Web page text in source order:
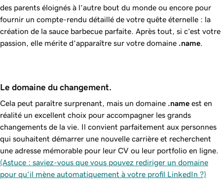
des parents éloignés à l’autre bout du monde ou encore pour
fournir un compte-rendu détaillé de votre quête éternelle : la
création de la sauce barbecue parfaite. Après tout, si c’est votre
passion, elle mérite d’apparaître sur votre domaine .name
Le domaine du changement.
Cela peut paraître surprenant, mais un domaine .name est en
réalité un excellent choix pour accompagner les grands
changements de la vie. Il convient parfaitement aux personnes
qui souhaitent démarrer une nouvelle carrière et recherchent
une adresse mémorable pour leur CV ou leur portfolio en ligne.
(Astuce : saviez-vous que vous pouvez rediriger un domaine
pour qu’il mène automatiquement à votre profil LinkedIn ?)